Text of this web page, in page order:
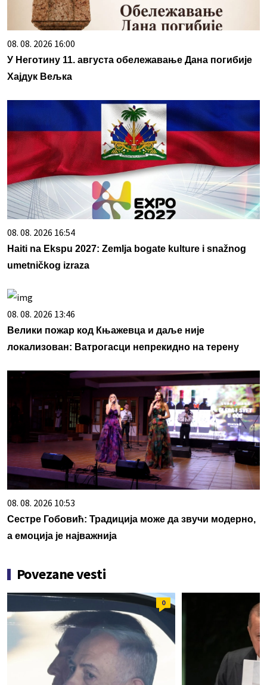
08. 08. 2026 16:00
У Неготину 11. августа обележавање Дана погибије
Хајдук Вељка
08. 08. 2026 16:54
Haiti na Ekspu 2027: Zemlja bogate kulture i snažnog
umetničkog izraza
08. 08. 2026 13:46
Велики пожар код Књажевца и даље није
локализован: Ватрогасци непрекидно на терену
08. 08. 2026 10:53
Сестре Гобовић: Традиција може да звучи модерно,
а емоција је најважнија
Povezane vesti
0